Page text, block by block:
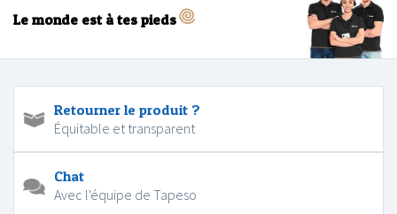
Le monde est à tes pieds
Retourner le produit ?
Équitable et transparent
Chat
Avec l'équipe de Tapeso